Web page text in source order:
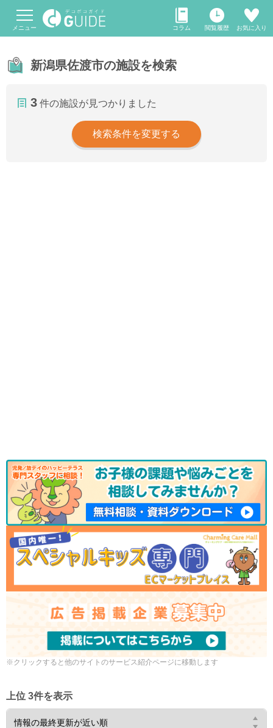
メニュー コラム 閲覧履歴 お気に入り
新潟県佐渡市の施設を検索
3 件の施設が見つかりました
検索条件を変更する
※クリックすると他のサイトのサービス紹介ページに移動します
上位 3件を表示